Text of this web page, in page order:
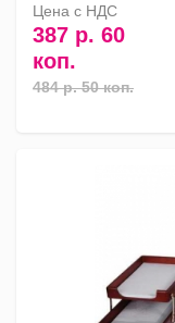
Цена с НДС
387 р. 60
коп.
484 р. 50 коп.